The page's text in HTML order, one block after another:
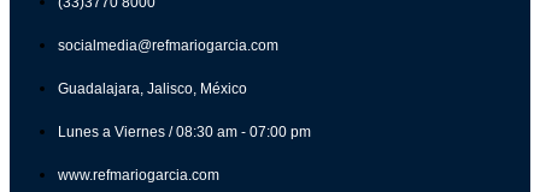
socialmedia@refmariogarcia.com
Guadalajara, Jalisco, México
Lunes a Viernes / 08:30 am - 07:00 pm
www.refmariogarcia.com